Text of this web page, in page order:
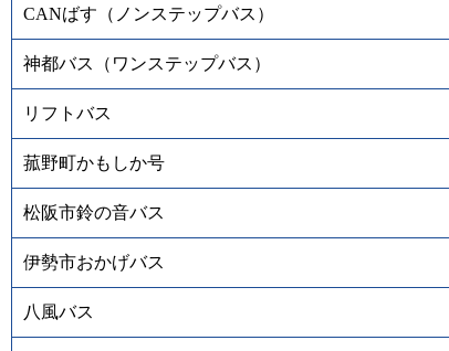
CANばす（ノンステップバス）
神都バス（ワンステップバス）
リフトバス
菰野町かもしか号
松阪市鈴の音バス
伊勢市おかげバス
八風バス